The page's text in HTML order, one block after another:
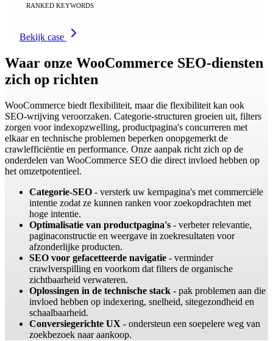
RANKED KEYWORDS
Bekijk case
Waar onze WooCommerce SEO-diensten
zich op richten
WooCommerce biedt flexibiliteit, maar die flexibiliteit kan ook
SEO-wrijving veroorzaken. Categorie-structuren groeien uit, filters
zorgen voor indexopzwelling, productpagina's concurreren met
elkaar en technische problemen beperken onopgemerkt de
crawlefficiëntie en performance. Onze aanpak richt zich op de
onderdelen van WooCommerce SEO die direct invloed hebben op
het omzetpotentieel.
Categorie-SEO - versterk uw kernpagina's met commerciële
intentie zodat ze kunnen ranken voor zoekopdrachten met
hoge intentie.
Optimalisatie van productpagina's - verbeter relevantie,
paginaconstructie en weergave in zoekresultaten voor
afzonderlijke producten.
SEO voor gefacetteerde navigatie - verminder
crawlverspilling en voorkom dat filters de organische
zichtbaarheid verwateren.
Oplossingen in de technische stack - pak problemen aan die
invloed hebben op indexering, snelheid, sitegezondheid en
schaalbaarheid.
Conversiegerichte UX - ondersteun een soepelere weg van
zoekbezoek naar aankoop.